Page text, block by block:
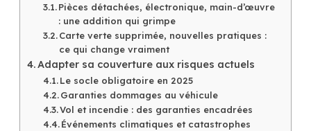
Pièces détachées, électronique, main-d’œuvre
: une addition qui grimpe
Carte verte supprimée, nouvelles pratiques :
ce qui change vraiment
Adapter sa couverture aux risques actuels
Le socle obligatoire en 2025
Garanties dommages au véhicule
Vol et incendie : des garanties encadrées
Événements climatiques et catastrophes